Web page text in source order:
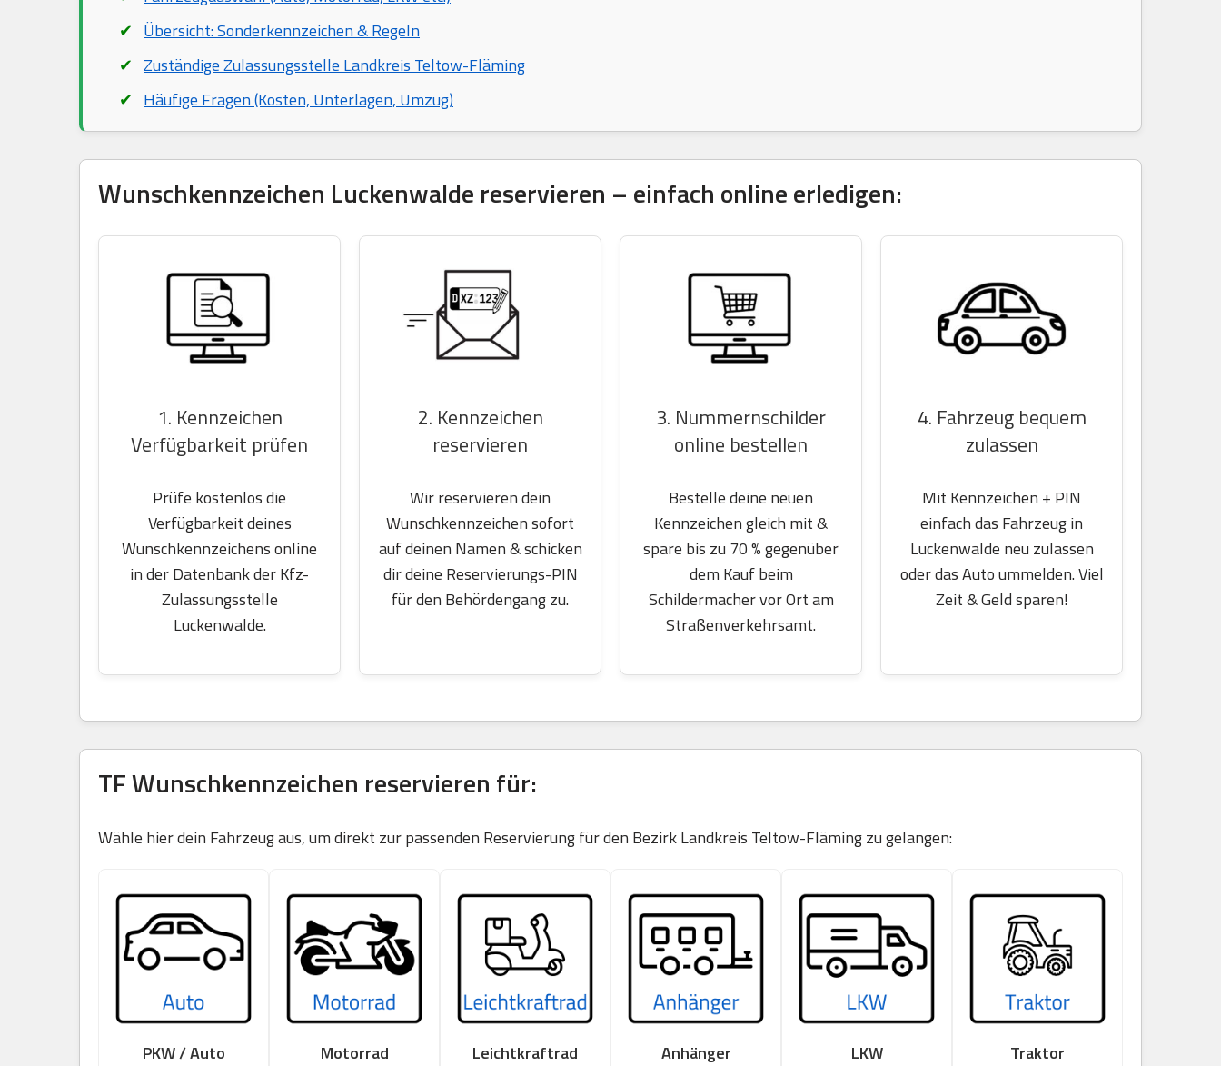
Übersicht: Sonderkennzeichen & Regeln
Zuständige Zulassungsstelle Landkreis Teltow-Fläming
Häufige Fragen (Kosten, Unterlagen, Umzug)
Wunschkennzeichen Luckenwalde reservieren – einfach online erledigen:
1. Kennzeichen
Verfügbarkeit prüfen
Prüfe kostenlos die
Verfügbarkeit deines
Wunschkennzeichens online
in der Datenbank der Kfz-
Zulassungsstelle
Luckenwalde.
2. Kennzeichen
reservieren
Wir reservieren dein
Wunschkennzeichen sofort
auf deinen Namen & schicken
dir deine Reservierungs-PIN
für den Behördengang zu.
3. Nummernschilder
online bestellen
Bestelle deine neuen
Kennzeichen gleich mit &
spare bis zu 70 % gegenüber
dem Kauf beim
Schildermacher vor Ort am
Straßenverkehrsamt.
4. Fahrzeug bequem
zulassen
Mit Kennzeichen + PIN
einfach das Fahrzeug in
Luckenwalde neu zulassen
oder das Auto ummelden. Viel
Zeit & Geld sparen!
TF Wunschkennzeichen reservieren für:
Wähle hier dein Fahrzeug aus, um direkt zur passenden Reservierung für den Bezirk Landkreis Teltow-Fläming zu gelangen:
PKW / Auto Motorrad Leichtkraftrad Anhänger LKW Traktor